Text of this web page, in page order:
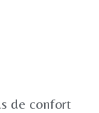
de confort